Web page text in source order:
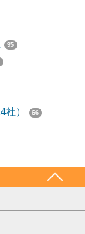
95
） 66